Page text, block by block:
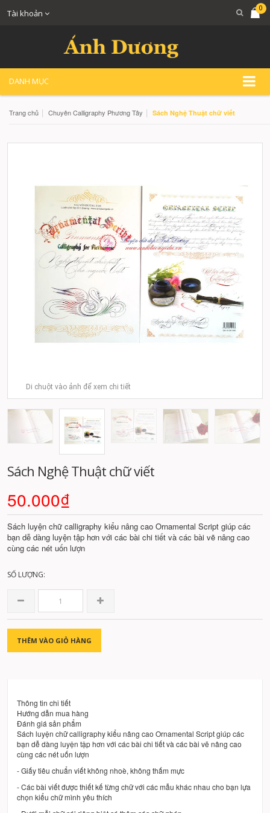
Tài khoản
0
DANH MỤC
Trang chủ | Chuyên Calligraphy Phương Tây | Sách Nghệ Thuật chữ viết
Di chuột vào ảnh để xem chi tiết
Sách Nghệ Thuật chữ viết
50.000₫
Sách luyện chữ calligraphy kiểu nâng cao Ornamental Script giúp các
bạn dễ dàng luyện tập hơn với các bài chi tiết và các bài vẽ nâng cao
cùng các nét uốn lượn
SỐ LƯỢNG:
THÊM VÀO GIỎ HÀNG
Thông tin chi tiết
Hướng dẫn mua hàng
Đánh giá sản phẩm
Sách luyện chữ calligraphy kiểu nâng cao Ornamental Script giúp các
bạn dễ dàng luyện tập hơn với các bài chi tiết và các bài vẽ nâng cao
cùng các nét uốn lượn
- Giấy tiêu chuẩn viết không nhoè, không thấm mực
- Các bài viết được thiết kế từng chữ với các mẫu khác nhau cho bạn lựa
chọn kiểu chữ mình yêu thích